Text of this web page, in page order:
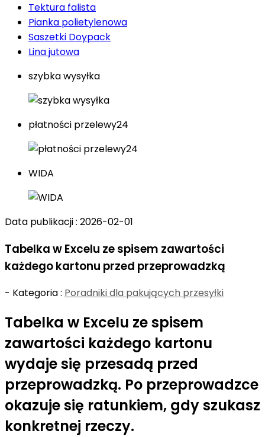
Tektura falista
Pianka polietylenowa
Saszetki Doypack
Lina jutowa
szybka wysyłka
płatności przelewy24
WIDA
Data publikacji : 2026-02-01
Tabelka w Excelu ze spisem zawartości
każdego kartonu przed przeprowadzką
- Kategoria : Poradniki dla pakujących przesyłki
Tabelka w Excelu ze spisem
zawartości każdego kartonu
wydaje się przesadą przed
przeprowadzką. Po przeprowadzce
okazuje się ratunkiem, gdy szukasz
konkretnej rzeczy.